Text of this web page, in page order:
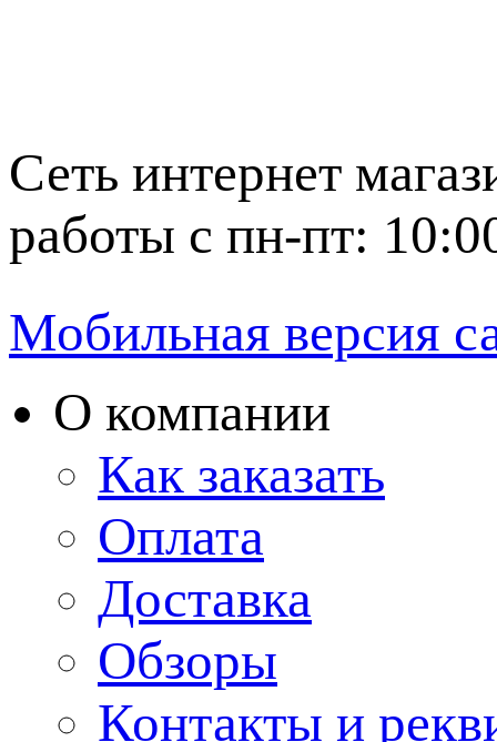
Сеть интернет
работы с пн-пт:
Мобильная версия
О компании
Как заказать
Оплата
Доставка
Обзоры
Контакты и